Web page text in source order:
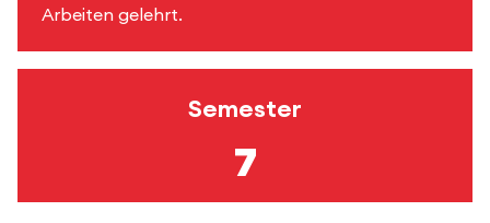
Arbeiten gelehrt.
Semester
7